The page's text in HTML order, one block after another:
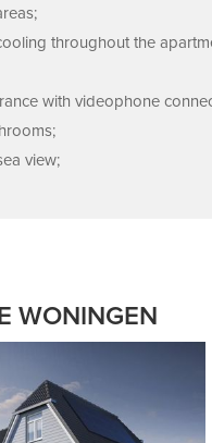
throughout the
with videophone
view;
WONINGEN